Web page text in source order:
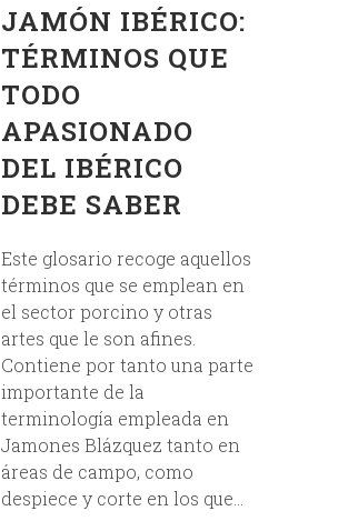
JAMÓN IBÉRICO:
TÉRMINOS QUE
TODO
APASIONADO
DEL IBÉRICO
DEBE SABER
Este glosario recoge aquellos
términos que se emplean en
el sector porcino y otras
artes que le son afines.
Contiene por tanto una parte
importante de la
terminología empleada en
Jamones Blázquez tanto en
áreas de campo, como
despiece y corte en los que...